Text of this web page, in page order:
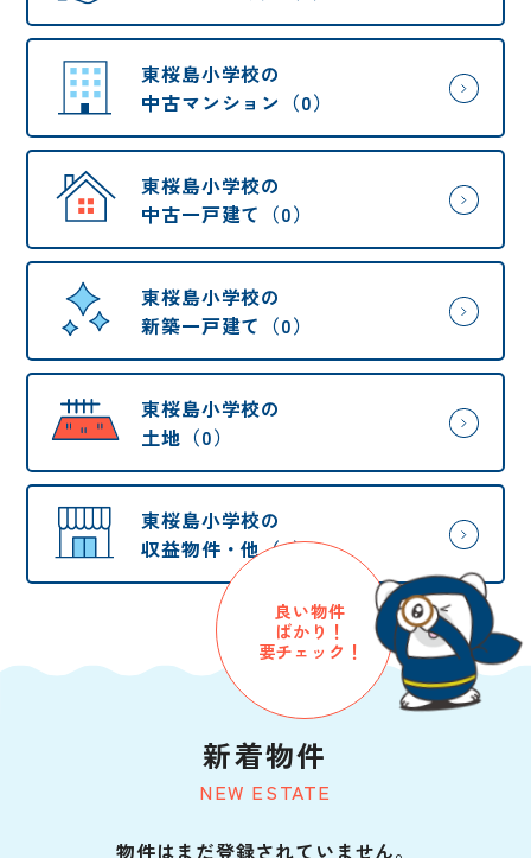
東桜島小学校の
中古マンション（0）
東桜島小学校の
中古一戸建て（0）
東桜島小学校の
新築一戸建て（0）
東桜島小学校の
土地（0）
東桜島小学校の
収益物件・他（0）
NEW ESTATE
新着物件
良い物件
ばかり！
要チェック！
物件はまだ登録されていません。